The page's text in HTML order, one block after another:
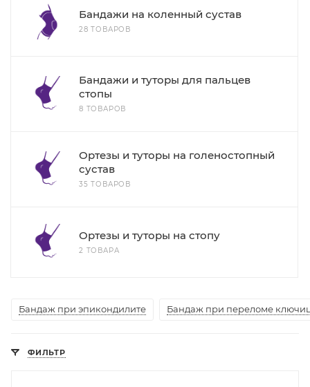
Бандажи на коленный сустав
28 ТОВАРОВ
Бандажи и туторы для пальцев
стопы
8 ТОВАРОВ
Ортезы и туторы на голеностопный
сустав
35 ТОВАРОВ
Ортезы и туторы на стопу
2 ТОВАРА
Бандаж при эпикондилите Бандаж при переломе
ФИЛЬТР